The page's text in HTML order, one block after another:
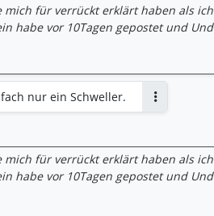
mich für verrückt erklärt haben als ich
habe vor 10Tagen gepostet und Und
nur ein Schweller.
mich für verrückt erklärt haben als ich
habe vor 10Tagen gepostet und Und